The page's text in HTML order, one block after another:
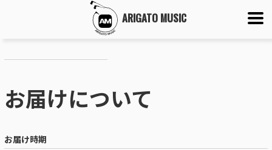
ARIGATO MUSIC
お届けについて
お届け時期